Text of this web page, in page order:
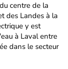
centre de la
des Landes à la
y est
à Laval entre
dans le secteur